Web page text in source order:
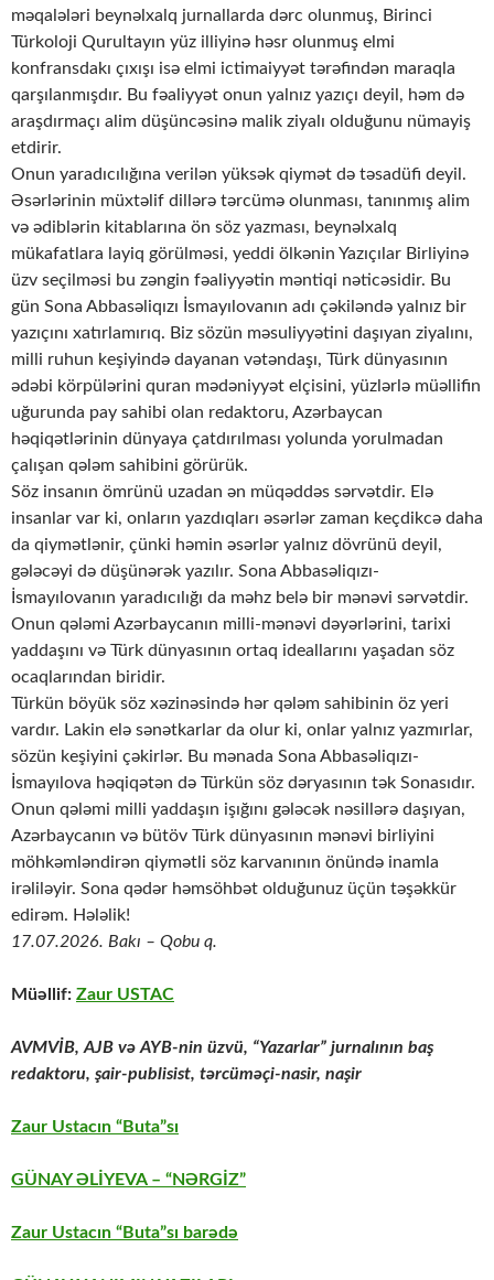
məqalələri beynəlxalq jurnallarda dərc olunmuş, Birinci
Türkoloji Qurultayın yüz illiyinə həsr olunmuş elmi
konfransdakı çıxışı isə elmi ictimaiyyət tərəfindən maraqla
qarşılanmışdır. Bu fəaliyyət onun yalnız yazıçı deyil, həm də
araşdırmaçı alim düşüncəsinə malik ziyalı olduğunu nümayiş
etdirir.
Onun yaradıcılığına verilən yüksək qiymət də təsadüfi deyil.
Əsərlərinin müxtəlif dillərə tərcümə olunması, tanınmış alim
və ədiblərin kitablarına ön söz yazması, beynəlxalq
mükafatlara layiq görülməsi, yeddi ölkənin Yazıçılar Birliyinə
üzv seçilməsi bu zəngin fəaliyyətin məntiqi nəticəsidir. Bu
gün Sona Abbasəliqızı İsmayılovanın adı çəkiləndə yalnız bir
yazıçını xatırlamırıq. Biz sözün məsuliyyətini daşıyan ziyalını,
milli ruhun keşiyində dayanan vətəndaşı, Türk dünyasının
ədəbi körpülərini quran mədəniyyət elçisini, yüzlərlə müəllifin
uğurunda pay sahibi olan redaktoru, Azərbaycan
həqiqətlərinin dünyaya çatdırılması yolunda yorulmadan
çalışan qələm sahibini görürük.
Söz insanın ömrünü uzadan ən müqəddəs sərvətdir. Elə
insanlar var ki, onların yazdıqları əsərlər zaman keçdikcə daha
da qiymətlənir, çünki həmin əsərlər yalnız dövrünü deyil,
gələcəyi də düşünərək yazılır. Sona Abbasəliqızı-
İsmayılovanın yaradıcılığı da məhz belə bir mənəvi sərvətdir.
Onun qələmi Azərbaycanın milli-mənəvi dəyərlərini, tarixi
yaddaşını və Türk dünyasının ortaq ideallarını yaşadan söz
ocaqlarından biridir.
Türkün böyük söz xəzinəsində hər qələm sahibinin öz yeri
vardır. Lakin elə sənətkarlar da olur ki, onlar yalnız yazmırlar,
sözün keşiyini çəkirlər. Bu mənada Sona Abbasəliqızı-
İsmayılova həqiqətən də Türkün söz dəryasının tək Sonasıdır.
Onun qələmi milli yaddaşın işığını gələcək nəsillərə daşıyan,
Azərbaycanın və bütöv Türk dünyasının mənəvi birliyini
möhkəmləndirən qiymətli söz karvanının önündə inamla
irəliləyir. Sona qədər həmsöhbət olduğunuz üçün təşəkkür
edirəm. Hələlik!
17.07.2026. Bakı – Qobu q.
Müəllif: Zaur USTAC
AVMVİB, AJB və AYB-nin üzvü, “Yazarlar” jurnalının baş
redaktoru, şair-publisist, tərcüməçi-nasir, naşir
Zaur Ustacın “Buta”sı
GÜNAY ƏLİYEVA – “NƏRGİZ”
Zaur Ustacın “Buta”sı barədə